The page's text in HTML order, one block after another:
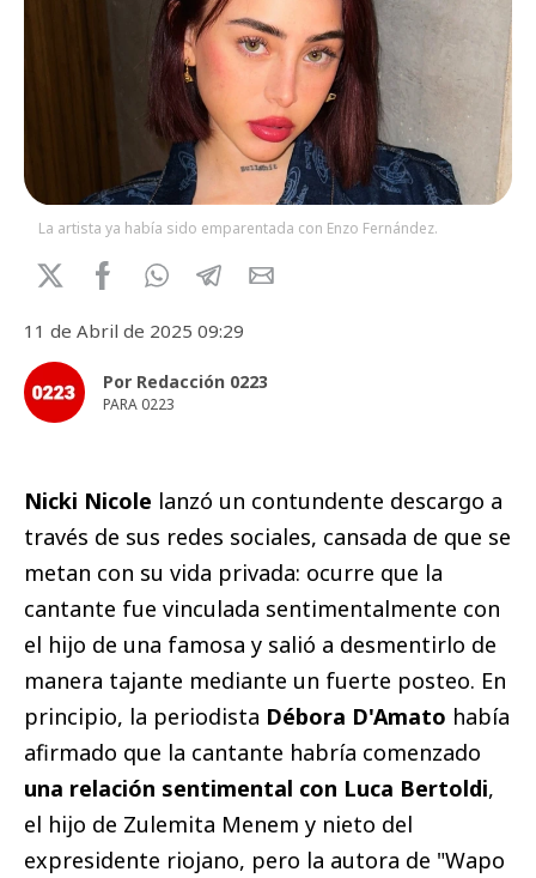
La artista ya había sido emparentada con Enzo Fernández.
11 de Abril de 2025 09:29
Por Redacción 0223
PARA 0223
Nicki Nicole lanzó un contundente descargo a
través de sus redes sociales, cansada de que se
metan con su vida privada: ocurre que la
cantante fue vinculada sentimentalmente con
el hijo de una famosa y salió a desmentirlo de
manera tajante mediante un fuerte posteo. En
principio, la periodista Débora D'Amato había
afirmado que la cantante habría comenzado
una relación sentimental con Luca Bertoldi,
el hijo de Zulemita Menem y nieto del
expresidente riojano, pero la autora de "Wapo